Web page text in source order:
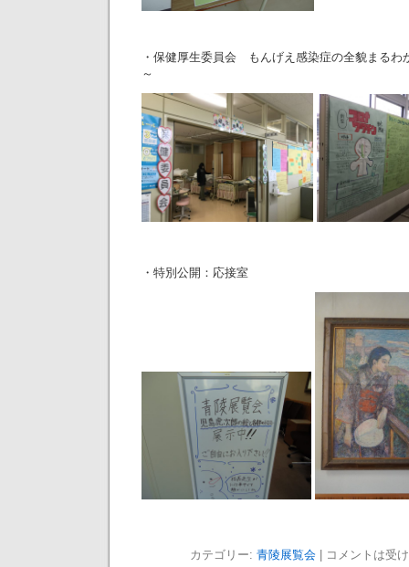
・保健厚生委員会 もんげえ感染症の全貌まるわ
～
・特別公開：応接室
カテゴリー: 青陵展覧会 コメントは受